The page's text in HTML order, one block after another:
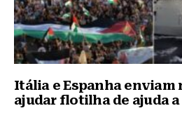
Itália e Espanha enviam
ajudar flotilha de ajuda a